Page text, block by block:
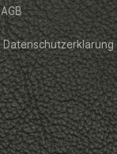
AGB
Datenschutzerklärung